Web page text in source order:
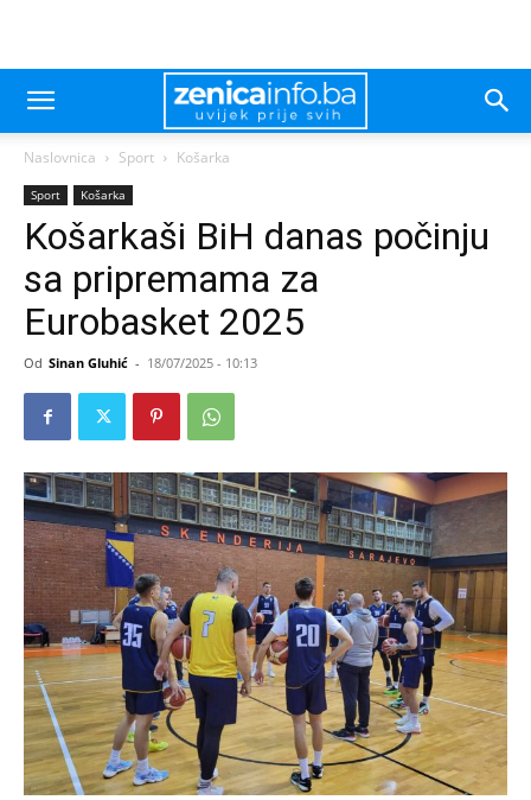
Naslovnica Sport Košarka
Sport Košarka
Košarkaši BiH danas počinju
sa pripremama za
Eurobasket 2025
Od Sinan Gluhić - 18/07/2025 - 10:13